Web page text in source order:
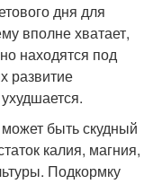
дня для
вполне хватает,
находятся под
развитие
быть скудный
калия, магния,
Подкормку